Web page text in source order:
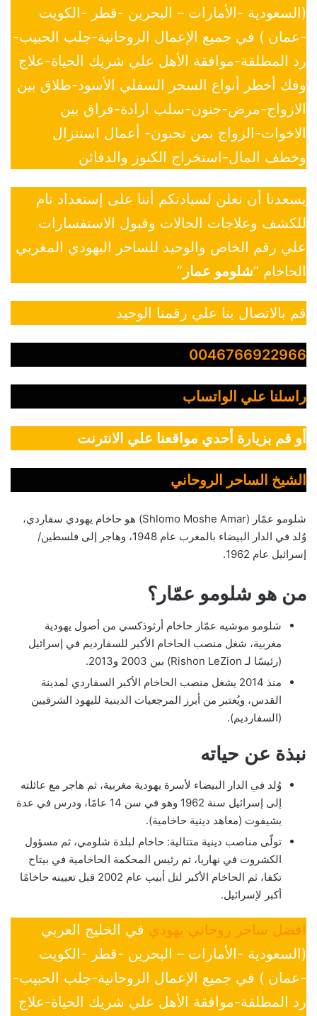
(السعودية -الأمارات – البحرين -قطر -الكويت
-عمان ) في جميع الإعمال الروحانية-جلب الحبيب-
رد المطلقة-موافقة الأهل علي شريك الحياة-علاج
وفك أخطر أنواع السحر السفلي الأسود-طلاق بين
الازواج-مرض-جنون-سلب ارادة-فراق بين
الاخوات-الزواج بمن تحبون- أعمال استنزال
وخطف المال-استخراج الكنوز والدفائن
يسعدنا أن نعلن لسيادتكم أننا على إستعداد تام
للكشف وعلاجات الحالات وقبول الاستفسارات
علي رقم الخاص والوحيد للساحر اليهودي المغربي
الحاخام “شلومو عمار ”
قم بالاتصال بنا علي رقمنا الوحيد
0046766922966
راسلنا علي الواتساب
أو قم بزيارة أحدي مواقعنا علي الانترنت
الشيخ الساحر الروحاني
شلومو عمّار (Shlomo Moshe Amar) هو حاخام يهودي سفاردي،
وُلد في الدار البيضاء بالمغرب عام 1948، وهاجر إلى فلسطين/
إسرائيل عام 1962.
من هو شلومو عمّار؟
شلومو موشيه عمّار حاخام أرثوذكسي من أصول يهودية
مغربية، شغل منصب الحاخام الأكبر للسفارديم في إسرائيل
(رئيسًا لـ Rishon LeZion) بين 2003 و2013.
منذ 2014 يشغل منصب الحاخام الأكبر السفاردي لمدينة
القدس، ويُعتبر من أبرز المرجعيات الدينية لليهود الشرقيين
(السفارديم).
نبذة عن حياته
وُلد في الدار البيضاء لأسرة يهودية مغربية، ثم هاجر مع عائلته
إلى إسرائيل سنة 1962 وهو في سن 14 عامًا، ودرس في عدة
يشيفوت (معاهد دينية حاخامية).
تولّى مناصب دينية متتالية: حاخام لبلدة شلومي، ثم مسؤول
الكشروت في نهاريا، ثم رئيس المحكمة الحاخامية في بيتاح
تكفا، ثم الحاخام الأكبر لتل أبيب عام 2002 قبل تعيينه حاخامًا
أكبر لإسرائيل.
افضل ساحر روحاني يهودي في الخليج العربي
(السعودية -الأمارات – البحرين -قطر -الكويت
-عمان ) في جميع الإعمال الروحانية-جلب الحبيب-
رد المطلقة-موافقة الأهل علي شريك الحياة-علاج